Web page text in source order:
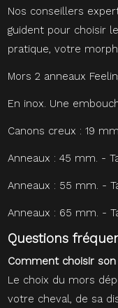
Nos conseillers
guident pour choisir
pratique, votre
Mors 2 anneaux
En inox. Une
Canons creux : 19
Anneaux : 45 mm. -
Anneaux : 55 mm. -
Anneaux : 65 mm. -
Questions
Comment choisir
Le choix du mors
votre cheval, de sa